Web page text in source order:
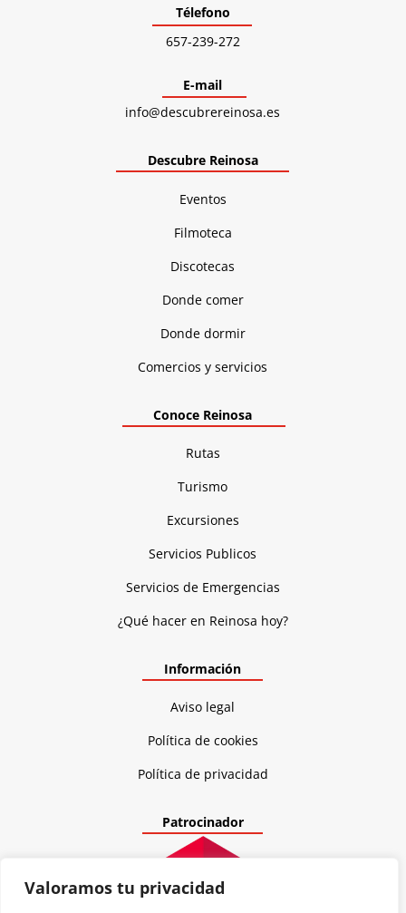
Valoramos tu privacidad
Télefono
657-239-272
E-mail
info@descubrereinosa.es
Descubre Reinosa
Eventos
Filmoteca
Discotecas
Donde comer
Donde dormir
Comercios y servicios
Conoce Reinosa
Rutas
Turismo
Excursiones
Servicios Publicos
Servicios de Emergencias
¿Qué hacer en Reinosa hoy?
Información
Aviso legal
Política de cookies
Política de privacidad
Patrocinador